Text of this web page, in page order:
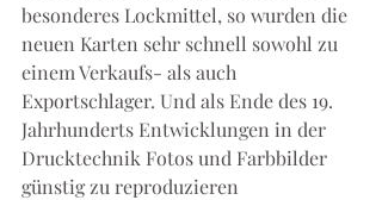
besonderes Lockmittel, so wurden die
neuen Karten sehr schnell sowohl zu
einem Verkaufs- als auch
Exportschlager. Und als Ende des 19.
Jahrhunderts Entwicklungen in der
Drucktechnik Fotos und Farbbilder
günstig zu reproduzieren